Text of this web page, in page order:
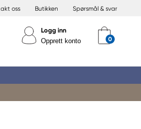
oss Butikken Spørsmål & svar
Logg inn
Opprett konto